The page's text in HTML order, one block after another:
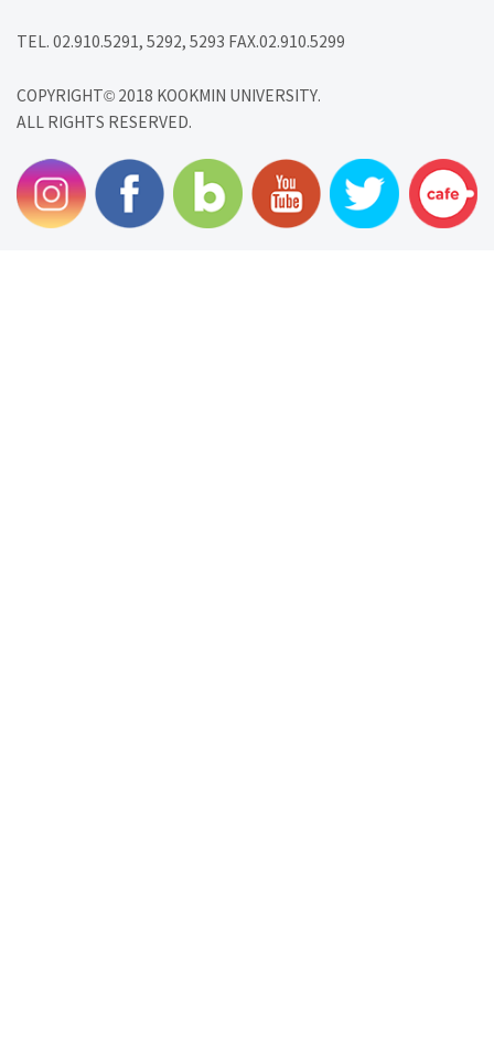
TEL. 02.910.5291, 5292, 5293 FAX.02.910.5299
COPYRIGHT© 2018 KOOKMIN UNIVERSITY.
ALL RIGHTS RESERVED.